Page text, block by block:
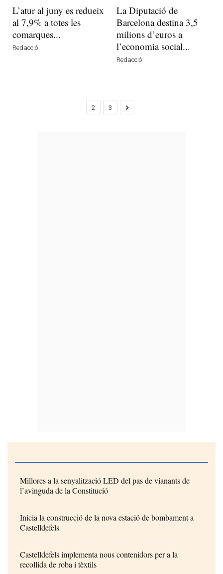
L’atur al juny es redueix
al 7,9% a totes les
comarques...
Redacció
La Diputació de
Barcelona destina 3,5
milions d’euros a
l’economia social...
Redacció
2 3
Millores a la senyalització LED del pas de vianants de
l’avinguda de la Constitució
Inicia la construcció de la nova estació de bombament a
Castelldefels
Castelldefels implementa nous contenidors per a la
recollida de roba i tèxtils